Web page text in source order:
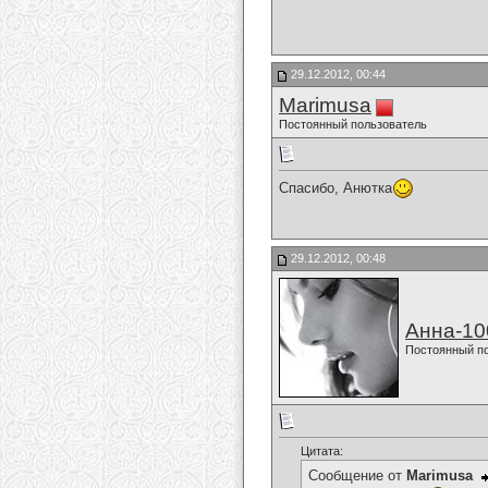
29.12.2012, 00:44
Marimusa
Постоянный пользователь
Спасибо, Анютка
29.12.2012, 00:48
Анна-
Постоянный
Цитата:
Сообщение от Marimusa